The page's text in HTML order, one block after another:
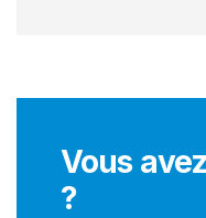
Vous
?